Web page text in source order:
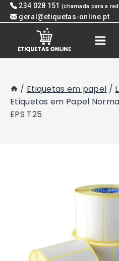
Skip 234 028 151 (chamada para a
geral@etiquetas-online.pt
/ Etiquetas em papel /
Etiquetas em Papel
EPS T25